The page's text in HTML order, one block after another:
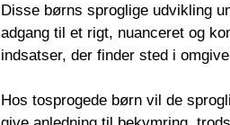
Disse børns sproglige udvikling
adgang til et rigt, nuanceret og
indsatser, der finder sted i
Hos tosprogede børn vil de